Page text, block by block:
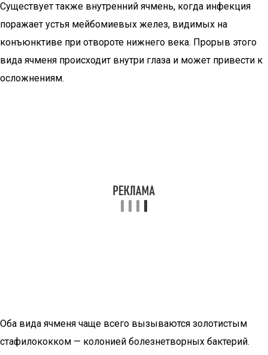
Существует также внутренний ячмень, когда инфекция
поражает устья мейбомиевых желез, видимых на
конъюнктиве при отвороте нижнего века. Прорыв этого
вида ячменя происходит внутри глаза и может привести к
осложнениям.
Оба вида ячменя чаще всего вызываются золотистым
стафилококком — колонией болезнетворных бактерий.